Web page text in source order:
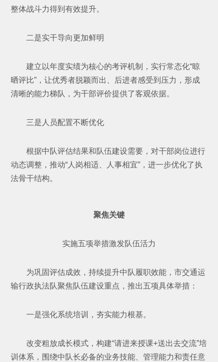
整体战斗力得到有效提升。
二是实干导向更加鲜明
建立以年度实绩为核心的考评机制，实行常态化“晾
晒评比”，让优秀者脱颖而出、后进者感受到压力，形成
清晰的能力梯队，为干部评价提供了客观依据。
三是人员配置不断优化
根据中队评估结果和队伍建设需要，对干部岗位进行
动态调整，推动“人岗相适、人事相宜”，进一步优化了执
法骨干结构。
聚焦关键
实施五项举措激发队伍活力
为巩固评估成效，持续提升中队履职效能，市交通运
输行政执法队聚焦队伍建设重点，推出五项具体举措：
一是强化系统培训，夯实能力根基。
改变粗放成长模式，构建“请进来授课+送出去交流”培
训体系，围绕中队长必备的业务技能、管理能力和责任意